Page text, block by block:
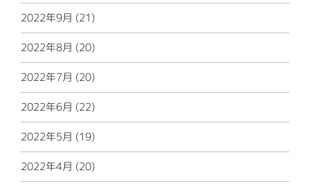
2022年9月 (21)
2022年8月 (20)
2022年7月 (20)
2022年6月 (22)
2022年5月 (19)
2022年4月 (20)